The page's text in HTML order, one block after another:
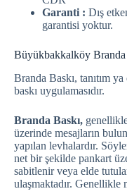
Garanti : Dış
garantisi yoktur.
Büyükbakkalköy Branda
Branda Baskı, tanıtım
baskı uygulamasıdır.
Branda Baskı,
üzerinde mesajların
yapılan levhalardır.
net bir şekilde pankart
sabitlenir veya elde
ulaşmaktadır. Genellikle